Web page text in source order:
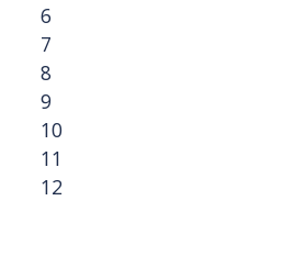
6
7
8
9
10
11
12